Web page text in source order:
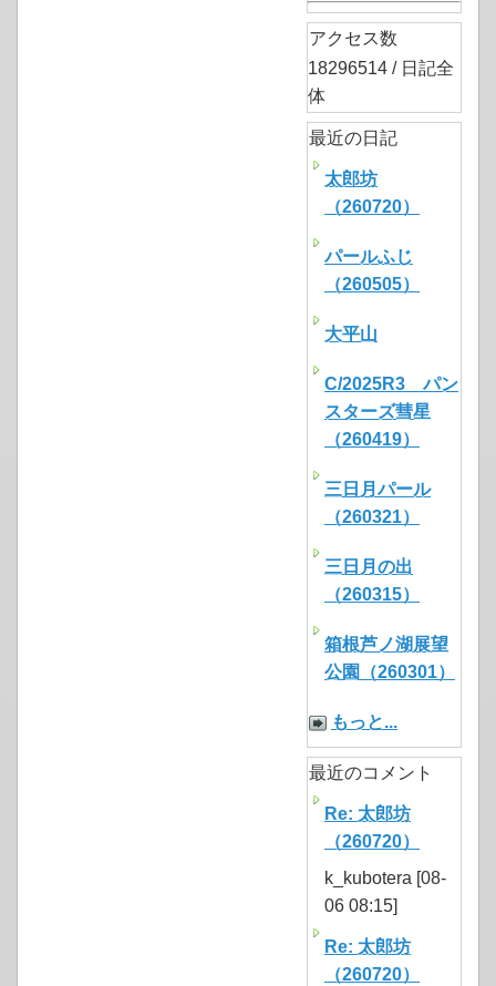
アクセス数
18296514 / 日記全
体
最近の日記
太郎坊
（260720）
パールふじ
（260505）
大平山
C/2025R3 パン
スターズ彗星
（260419）
三日月パール
（260321）
三日月の出
（260315）
箱根芦ノ湖展望
公園（260301）
もっと...
最近のコメント
Re: 太郎坊
（260720）
k_kubotera [08-
06 08:15]
Re: 太郎坊
（260720）